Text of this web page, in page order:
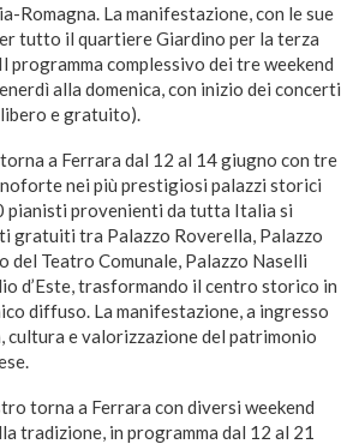
Romagna. La manifestazione, con le sue
tutto il quartiere Giardino per la terza
programma complessivo dei tre weekend
alla domenica, con inizio dei concerti
e gratuito).
a Ferrara dal 12 al 14 giugno con tre
nei più prestigiosi palazzi storici
pianisti provenienti da tutta Italia si
gratuiti tra Palazzo Roverella, Palazzo
del Teatro Comunale, Palazzo Naselli
d’Este, trasformando il centro storico in
diffuso. La manifestazione, a ingresso
cultura e valorizzazione del patrimonio
torna a Ferrara con diversi weekend
tradizione, in programma dal 12 al 21